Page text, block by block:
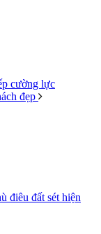
cường lực
đẹp
điêu đất sét hiện